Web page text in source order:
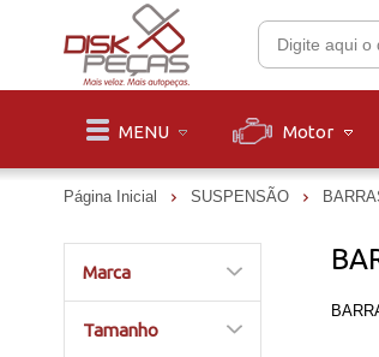
MENU Motor
Página Inicial SUSPENSÃO
Marca
Tamanho